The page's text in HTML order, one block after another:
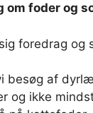
om foder og
foredrag
besøg af
og ikke